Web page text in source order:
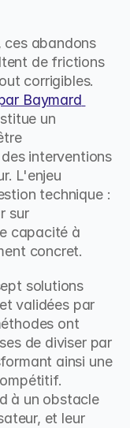
ces abandons
de frictions
Baymard
un
interventions
L'enjeu
technique :
sur
capacité à
concret.
solutions
validées par
ont
de diviser par
ainsi une
à un obstacle
et leur